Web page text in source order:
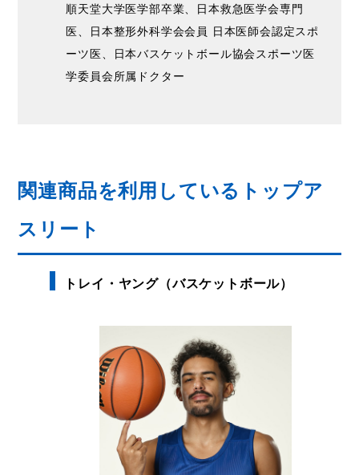
順天堂大学医学部卒業、日本救急医学会専門
医、日本整形外科学会会員 日本医師会認定スポ
ーツ医、日本バスケットボール協会スポーツ医
学委員会所属ドクター
関連商品を利用しているトップア
スリート
トレイ・ヤング（バスケットボール）